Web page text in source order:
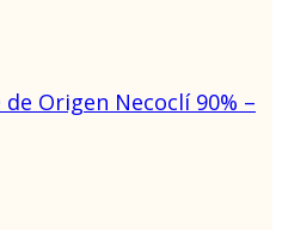
Origen Necoclí 90% –